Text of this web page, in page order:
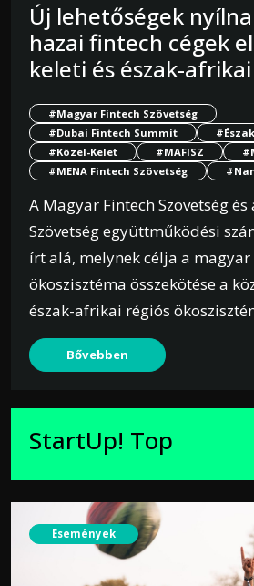
Új lehetőségek
hazai fintech cégek
keleti és észak-
#Magyar Fintech Szövetség
#Dubai Fintech Summit
#Közel-Kelet
#MAFISZ
#MENA Fintech Szövetség
A Magyar Fintech Szövetség
Szövetség együttműködési
írt alá, melynek célja a
ökoszisztéma összekötése a
észak-afrikai régiós
Bővebben
StartUp! Top
Események